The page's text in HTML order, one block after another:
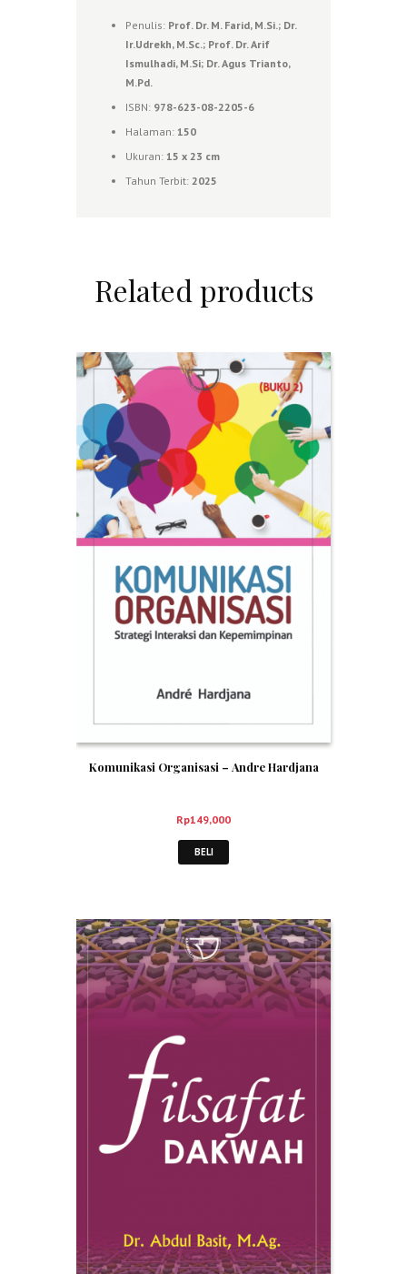
Penulis: Prof. Dr. M. Farid, M.Si.; Dr.
Ir.Udrekh, M.Sc.; Prof. Dr. Arif
Ismulhadi, M.Si; Dr. Agus Trianto,
M.Pd.
ISBN: 978-623-08-2205-6
Halaman: 150
Ukuran: 15 x 23 cm
Tahun Terbit: 2025
Related products
Komunikasi Organisasi – Andre Hardjana
Rp149,000
BELI